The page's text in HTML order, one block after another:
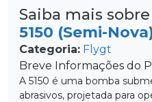
Saiba mais sobre
5150 (Semi-
Categoria: Flygt
Breve Informações do
A 5150 é uma bomba
abrasivos, projetada para